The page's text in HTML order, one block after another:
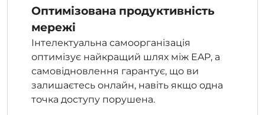
Оптимізована продуктивність
мережі
Інтелектуальна самоорганізація
оптимізує найкращий шлях між EAP, а
самовідновлення гарантує, що ви
залишаєтесь онлайн, навіть якщо одна
точка доступу порушена.